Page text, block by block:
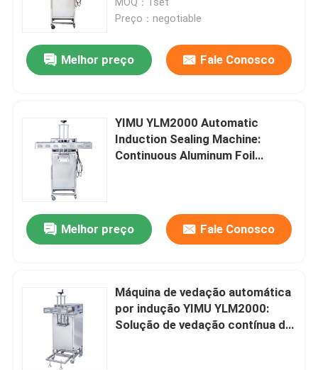
MOQ：1set
Preço：negotiable
Melhor preço Fale Conosco
YIMU YLM2000 Automatic
Induction Sealing Machine:
Continuous Aluminum Foil
Melhor preço Fale Conosco
Máquina de vedação automática
por indução YIMU YLM2000:
Solução de vedação contínua de